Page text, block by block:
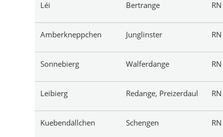
Léi Bertrange RN
Amberkneppchen Junglinster RN
Sonnebierg Walferdange RN
Leibierg Redange, Preizerdaul RN
Kuebendällchen Schengen RN